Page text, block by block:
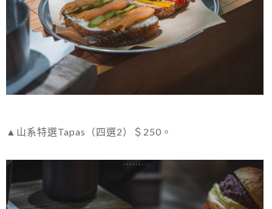
▲山系特選Tapas（四選2）＄250。